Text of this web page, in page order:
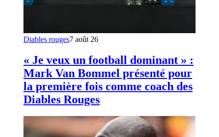
Diables rouges7 août 26
« Je veux un football dominant » :
Mark Van Bommel présenté pour
la première fois comme coach des
Diables Rouges